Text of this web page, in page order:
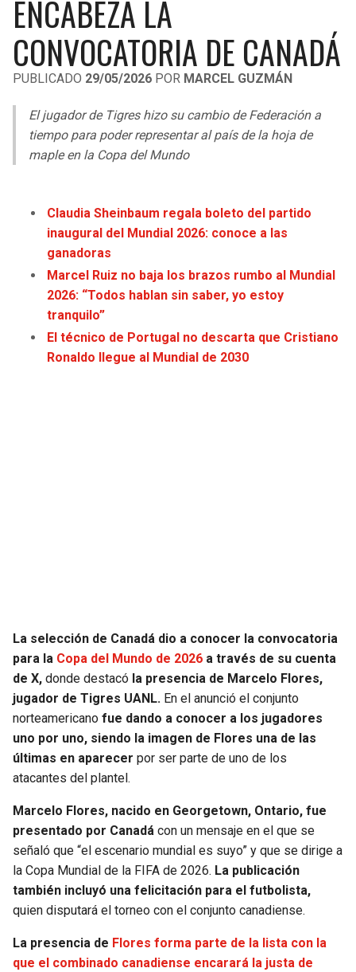
LIGA DE EXPANSIÓN MX
LEAGUES CUP
UEFA EUROPA LEAGUE
UEFA CONFERENCE LEAGUE
MLS
COPA LIBERTADORES
COPA SUDAMERICANA
OTRAS LIGAS
RAIDERS
CHARGERS
RAVENS
BENGALS
STEELERS
TEXANS
RAMS
49ERS
SEAHAWKS
BEARS
LIONS
PACKERS
VIKINGS
FALCONS
CAVALIERS
PISTONS
PACERS
BUCKS
HORNETS
HEAT
ROCKETS
GRIZZLIES
PELICANS
SPURS
NUGGETS
TIMBERWOLVES
THUNDER
TRAIL BLAZERS
ENCABEZA LA
CONVOCATORIA DE CANADÁ
PUBLICADO 29/05/2026 POR MARCEL GUZMÁN
El jugador de Tigres hizo su cambio de Federación a
tiempo para poder representar al país de la hoja de
maple en la Copa del Mundo
Claudia Sheinbaum regala boleto del partido
inaugural del Mundial 2026: conoce a las
ganadoras
Marcel Ruiz no baja los brazos rumbo al Mundial
2026: “Todos hablan sin saber, yo estoy
tranquilo”
El técnico de Portugal no descarta que Cristiano
Ronaldo llegue al Mundial de 2030
La selección de Canadá dio a conocer la convocatoria
para la Copa del Mundo de 2026 a través de su cuenta
de X, donde destacó la presencia de Marcelo Flores,
jugador de Tigres UANL. En el anunció el conjunto
norteamericano fue dando a conocer a los jugadores
uno por uno, siendo la imagen de Flores una de las
últimas en aparecer por ser parte de uno de los
atacantes del plantel.
Marcelo Flores, nacido en Georgetown, Ontario, fue
presentado por Canadá con un mensaje en el que se
señaló que “el escenario mundial es suyo” y que se dirige a
la Copa Mundial de la FIFA de 2026. La publicación
también incluyó una felicitación para el futbolista,
quien disputará el torneo con el conjunto canadiense.
La presencia de Flores forma parte de la lista con la
que el combinado canadiense encarará la justa de